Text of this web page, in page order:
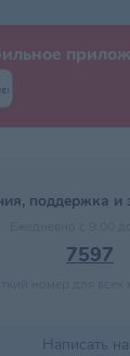
поддержка и
7597
Написать